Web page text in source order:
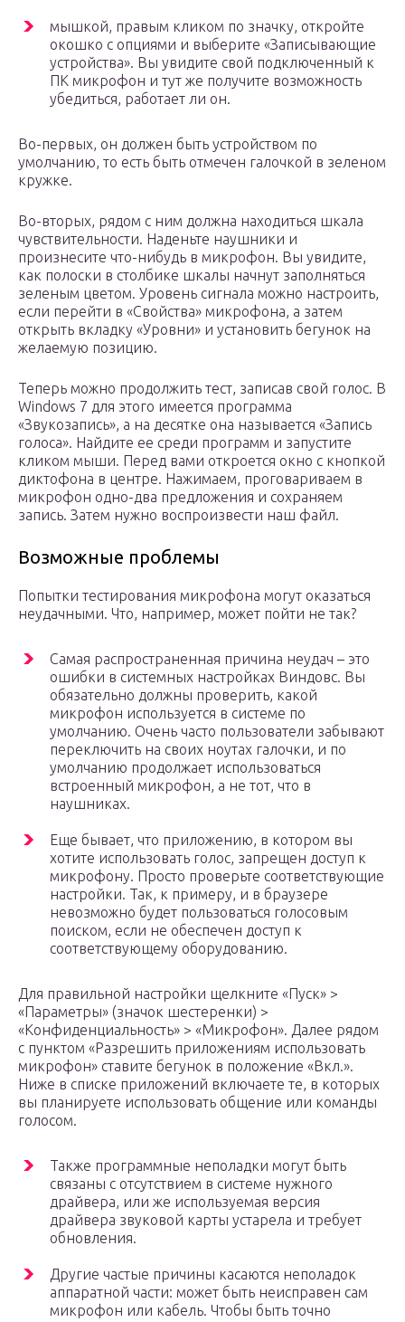
мышкой, правым кликом по значку, откройте
окошко с опциями и выберите «Записывающие
устройства». Вы увидите свой подключенный к
ПК микрофон и тут же получите возможность
убедиться, работает ли он.
Во-первых, он должен быть устройством по
умолчанию, то есть быть отмечен галочкой в зеленом
кружке.
Во-вторых, рядом с ним должна находиться шкала
чувствительности. Наденьте наушники и
произнесите что-нибудь в микрофон. Вы увидите,
как полоски в столбике шкалы начнут заполняться
зеленым цветом. Уровень сигнала можно настроить,
если перейти в «Свойства» микрофона, а затем
открыть вкладку «Уровни» и установить бегунок на
желаемую позицию.
Теперь можно продолжить тест, записав свой голос. В
Windows 7 для этого имеется программа
«Звукозапись», а на десятке она называется «Запись
голоса». Найдите ее среди программ и запустите
кликом мыши. Перед вами откроется окно с кнопкой
диктофона в центре. Нажимаем, проговариваем в
микрофон одно-два предложения и сохраняем
запись. Затем нужно воспроизвести наш файл.
Возможные проблемы
Попытки тестирования микрофона могут оказаться
неудачными. Что, например, может пойти не так?
Самая распространенная причина неудач – это
ошибки в системных настройках Виндовс. Вы
обязательно должны проверить, какой
микрофон используется в системе по
умолчанию. Очень часто пользователи забывают
переключить на своих ноутах галочки, и по
умолчанию продолжает использоваться
встроенный микрофон, а не тот, что в
наушниках.
Еще бывает, что приложению, в котором вы
хотите использовать голос, запрещен доступ к
микрофону. Просто проверьте соответствующие
настройки. Так, к примеру, и в браузере
невозможно будет пользоваться голосовым
поиском, если не обеспечен доступ к
соответствующему оборудованию.
Для правильной настройки щелкните «Пуск» >
«Параметры» (значок шестеренки) >
«Конфиденциальность» > «Микрофон». Далее рядом
с пунктом «Разрешить приложениям использовать
микрофон» ставите бегунок в положение «Вкл.».
Ниже в списке приложений включаете те, в которых
вы планируете использовать общение или команды
голосом.
Также программные неполадки могут быть
связаны с отсутствием в системе нужного
драйвера, или же используемая версия
драйвера звуковой карты устарела и требует
обновления.
Другие частые причины касаются неполадок
аппаратной части: может быть неисправен сам
микрофон или кабель. Чтобы быть точно